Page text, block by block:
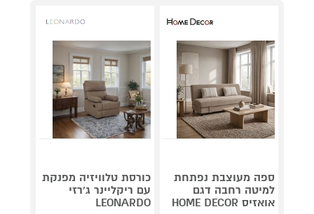
ספה מעוצבת נפתחת
למיטה רחבה דגם
אואזיס HOME DECOR
כורסת טלוויזיה מפנקת
עם ריקליינר ג'רזי
LEONARDO